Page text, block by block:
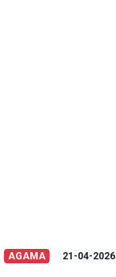
AGAMA 21-04-2026